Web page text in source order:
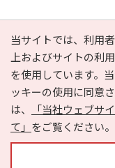
当サイトでは、利用
上およびサイトの利
を使用しています。
ッキーの使用に同意
は、
「当社ウェブサ
て」 をご覧ください。
e-NAVITA（イーナビ
利用規約
個人
サイトマップ